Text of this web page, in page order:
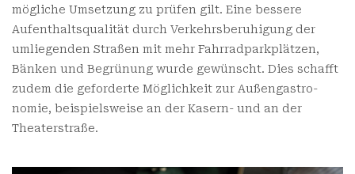
mögliche Umsetzung zu prüfen gilt. Eine bessere
Aufenthaltsqualität durch Verkehrs­beruhigung der
umliegenden Straßen mit mehr Fahrradparkplätzen,
Bänken und Begrünung wurde gewünscht. Dies schafft
zudem die geforderte Möglichkeit zur Außengastro­
nomie, beispielsweise an der Kasern- und an der
Theaterstraße.